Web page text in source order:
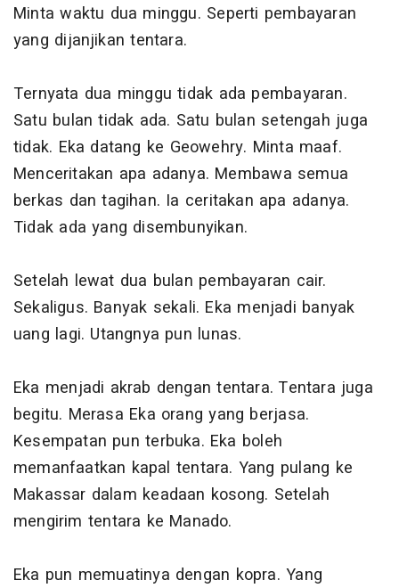
Minta waktu dua minggu. Seperti pembayaran
yang dijanjikan tentara.
Ternyata dua minggu tidak ada pembayaran.
Satu bulan tidak ada. Satu bulan setengah juga
tidak. Eka datang ke Geowehry. Minta maaf.
Menceritakan apa adanya. Membawa semua
berkas dan tagihan. Ia ceritakan apa adanya.
Tidak ada yang disembunyikan.
Setelah lewat dua bulan pembayaran cair.
Sekaligus. Banyak sekali. Eka menjadi banyak
uang lagi. Utangnya pun lunas.
Eka menjadi akrab dengan tentara. Tentara juga
begitu. Merasa Eka orang yang berjasa.
Kesempatan pun terbuka. Eka boleh
memanfaatkan kapal tentara. Yang pulang ke
Makassar dalam keadaan kosong. Setelah
mengirim tentara ke Manado.
Eka pun memuatinya dengan kopra. Yang